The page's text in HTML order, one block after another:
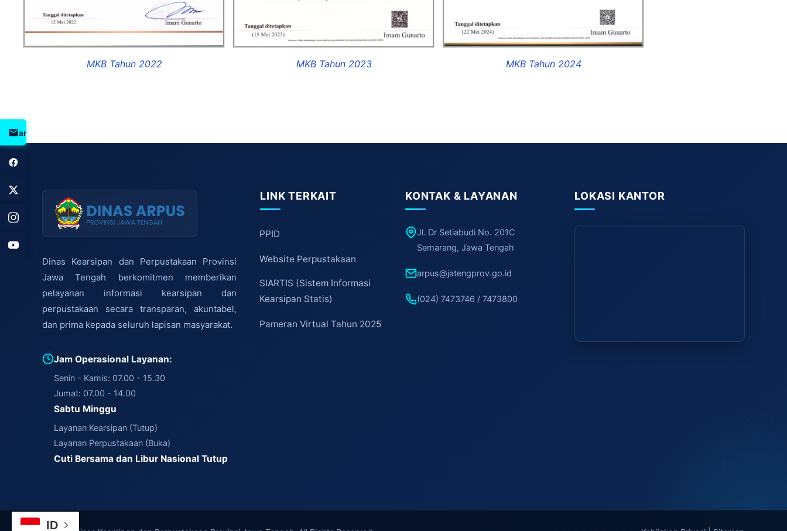
MKB Tahun 2022 MKB Tahun 2023 MKB Tahun 2024
ID
arpus@jatengprov.go.id
Dinas Kearsipan dan Perpustakaan Provinsi
Jawa Tengah berkomitmen memberikan
pelayanan informasi kearsipan dan
perpustakaan secara transparan, akuntabel,
dan prima kepada seluruh lapisan masyarakat.
Jam Operasional Layanan:
Senin - Kamis: 07.00 - 15.30
Jumat: 07.00 - 14.00
Sabtu Minggu
Layanan Kearsipan (Tutup)
Layanan Perpustakaan (Buka)
Cuti Bersama dan Libur Nasional Tutup
LINK TERKAIT
PPID
Website Perpustakaan
SIARTIS (Sistem Informasi
Kearsipan Statis)
Pameran Virtual Tahun 2025
KONTAK & LAYANAN
Jl. Dr Setiabudi No. 201C
Semarang, Jawa Tengah
arpus@jatengprov.go.id
(024) 7473746 / 7473800
LOKASI KANTOR